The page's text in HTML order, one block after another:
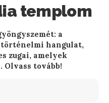
templom
a
hangulat,
zugai, amelyek
Olvass tovább!